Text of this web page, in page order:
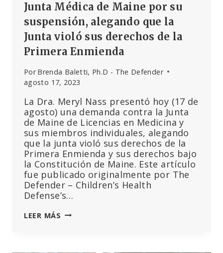
Junta Médica de Maine por su
suspensión, alegando que la
Junta violó sus derechos de la
Primera Enmienda
Por Brenda Baletti, Ph.D - The Defender
agosto 17, 2023
La Dra. Meryl Nass presentó hoy (17 de
agosto) una demanda contra la Junta
de Maine de Licencias en Medicina y
sus miembros individuales, alegando
que la junta violó sus derechos de la
Primera Enmienda y sus derechos bajo
la Constitución de Maine. Este artículo
fue publicado originalmente por The
Defender – Children’s Health
Defense’s…
LEER MÁS LA